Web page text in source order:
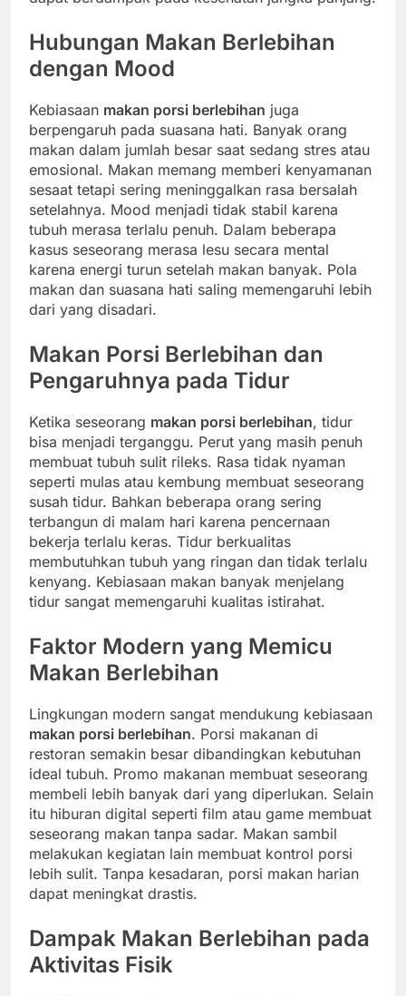
Hubungan Makan Berlebihan
dengan Mood
Kebiasaan makan porsi berlebihan juga
berpengaruh pada suasana hati. Banyak orang
makan dalam jumlah besar saat sedang stres atau
emosional. Makan memang memberi kenyamanan
sesaat tetapi sering meninggalkan rasa bersalah
setelahnya. Mood menjadi tidak stabil karena
tubuh merasa terlalu penuh. Dalam beberapa
kasus seseorang merasa lesu secara mental
karena energi turun setelah makan banyak. Pola
makan dan suasana hati saling memengaruhi lebih
dari yang disadari.
Makan Porsi Berlebihan dan
Pengaruhnya pada Tidur
Ketika seseorang makan porsi berlebihan, tidur
bisa menjadi terganggu. Perut yang masih penuh
membuat tubuh sulit rileks. Rasa tidak nyaman
seperti mulas atau kembung membuat seseorang
susah tidur. Bahkan beberapa orang sering
terbangun di malam hari karena pencernaan
bekerja terlalu keras. Tidur berkualitas
membutuhkan tubuh yang ringan dan tidak terlalu
kenyang. Kebiasaan makan banyak menjelang
tidur sangat memengaruhi kualitas istirahat.
Faktor Modern yang Memicu
Makan Berlebihan
Lingkungan modern sangat mendukung kebiasaan
makan porsi berlebihan. Porsi makanan di
restoran semakin besar dibandingkan kebutuhan
ideal tubuh. Promo makanan membuat seseorang
membeli lebih banyak dari yang diperlukan. Selain
itu hiburan digital seperti film atau game membuat
seseorang makan tanpa sadar. Makan sambil
melakukan kegiatan lain membuat kontrol porsi
lebih sulit. Tanpa kesadaran, porsi makan harian
dapat meningkat drastis.
Dampak Makan Berlebihan pada
Aktivitas Fisik